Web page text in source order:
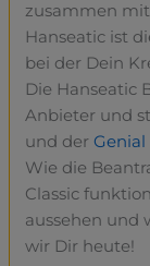
zusammen
Hanseatic ist
bei der Dein
Die Hanseatic
Anbieter und
und derGenial
Wie die
Classic
aussehen und
wir Dir heute!